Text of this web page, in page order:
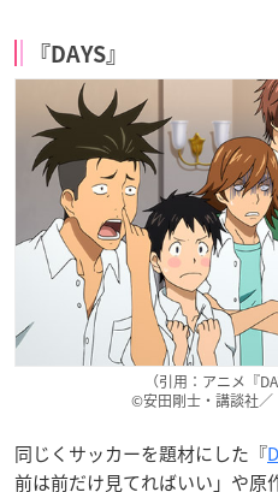
『DAYS』
（引用：アニメ『
©安田剛士・講談社／
同じくサッカーを題材にした『
前は前だけ見てればいい」や原